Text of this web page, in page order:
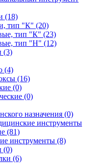
(18)
тип "К" (20)
тип "К" (23)
тип "Н" (12)
(3)
(4)
(16)
(0)
(0)
назначения (0)
инструменты
(81)
инструменты (8)
(0)
(6)